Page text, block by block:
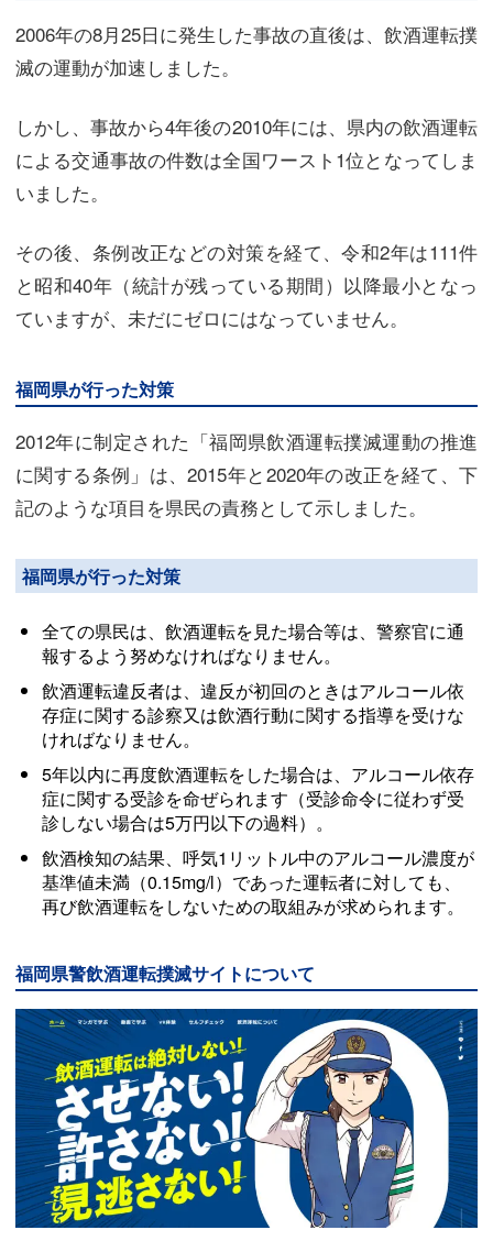
2006年の8月25日に発生した事故の直後は、飲酒運転撲
滅の運動が加速しました。
しかし、事故から4年後の2010年には、県内の飲酒運転
による交通事故の件数は全国ワースト1位となってしま
いました。
その後、条例改正などの対策を経て、令和2年は111件
と昭和40年（統計が残っている期間）以降最小となっ
ていますが、未だにゼロにはなっていません。
福岡県が行った対策
2012年に制定された「福岡県飲酒運転撲滅運動の推進
に関する条例」は、2015年と2020年の改正を経て、下
記のような項目を県民の責務として示しました。
福岡県が行った対策
全ての県民は、飲酒運転を見た場合等は、警察官に通
報するよう努めなければなりません。
飲酒運転違反者は、違反が初回のときはアルコール依
存症に関する診察又は飲酒行動に関する指導を受けな
ければなりません。
5年以内に再度飲酒運転をした場合は、アルコール依存
症に関する受診を命ぜられます（受診命令に従わず受
診しない場合は5万円以下の過料）。
飲酒検知の結果、呼気1リットル中のアルコール濃度が
基準値未満（0.15mg/l）であった運転者に対しても、
再び飲酒運転をしないための取組みが求められます。
福岡県警飲酒運転撲滅サイトについて